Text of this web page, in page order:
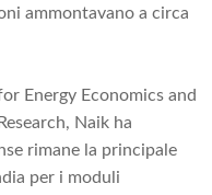
ammontavano a circa
Energy Economics and
Naik ha
rimane la principale
per i moduli